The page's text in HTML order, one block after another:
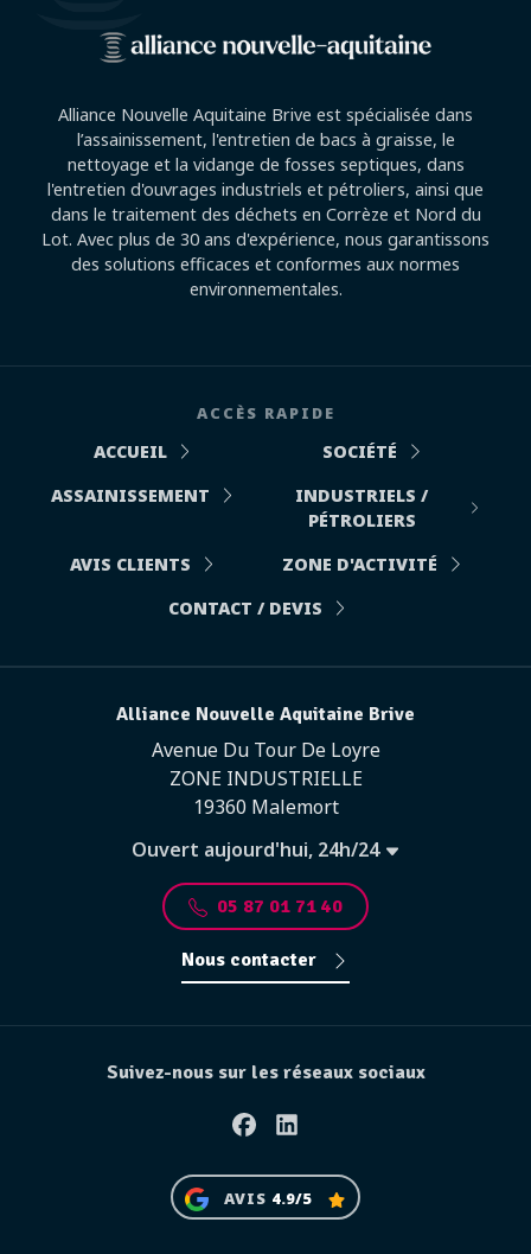
Alliance Nouvelle Aquitaine Brive est spécialisée dans
l’assainissement, l'entretien de bacs à graisse, le
nettoyage et la vidange de fosses septiques, dans
l'entretien d'ouvrages industriels et pétroliers, ainsi que
dans le traitement des déchets en Corrèze et Nord du
Lot. Avec plus de 30 ans d'expérience, nous garantissons
des solutions efficaces et conformes aux normes
environnementales.
ACCÈS RAPIDE
ACCUEIL
SOCIÉTÉ
ASSAINISSEMENT
INDUSTRIELS /
PÉTROLIERS
AVIS CLIENTS
ZONE D'ACTIVITÉ
CONTACT / DEVIS
Alliance Nouvelle Aquitaine Brive
Avenue Du Tour De Loyre
ZONE INDUSTRIELLE
19360 Malemort
Ouvert aujourd'hui, 24h/24
05 87 01 71 40
Nous contacter
Suivez-nous sur les réseaux sociaux
FacebookLinkedin
AVIS 4.9/5